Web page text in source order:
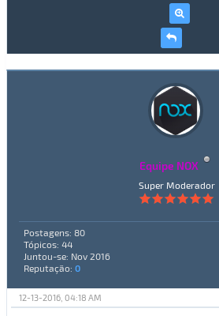
Equipe NOX
Super Moderador
Postagens: 80
Tópicos: 44
Juntou-se: Nov 2016
Reputação: 0
12-13-2016, 04:18 AM